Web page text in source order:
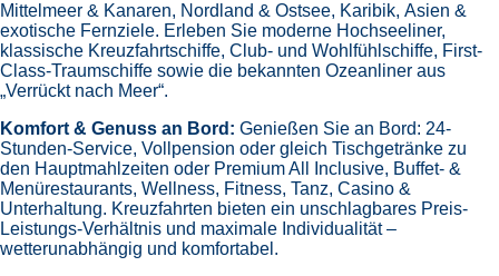
Mittelmeer & Kanaren, Nordland & Ostsee, Karibik, Asien &
exotische Fernziele. Erleben Sie moderne Hochseeliner,
klassische Kreuzfahrtschiffe, Club- und Wohlfühlschiffe, First-
Class-Traumschiffe sowie die bekannten Ozeanliner aus
„Verrückt nach Meer“.
Komfort & Genuss an Bord: Genießen Sie an Bord: 24-
Stunden-Service, Vollpension oder gleich Tischgetränke zu
den Hauptmahlzeiten oder Premium All Inclusive, Buffet- &
Menürestaurants, Wellness, Fitness, Tanz, Casino &
Unterhaltung. Kreuzfahrten bieten ein unschlagbares Preis-
Leistungs-Verhältnis und maximale Individualität –
wetterunabhängig und komfortabel.